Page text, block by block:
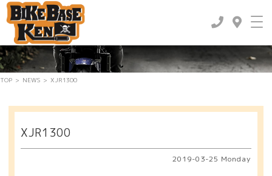
NEWS
-ニュース-
TOP > NEWS > XJR1300
XJR1300
2019-03-25 Monday